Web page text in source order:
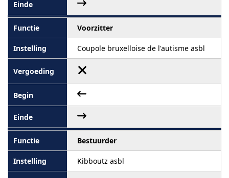
Voorzitter
Coupole bruxelloise de l'autisme asbl
Bestuurder
Kibboutz asbl